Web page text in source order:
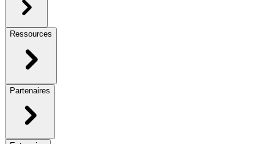
Ressources
Partenaires